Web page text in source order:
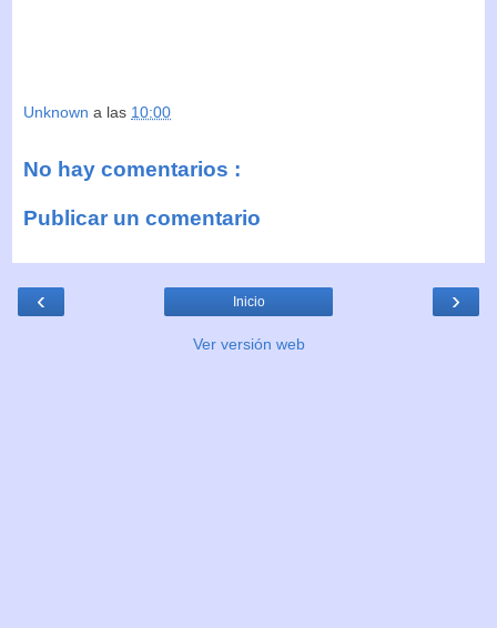
Unknown a las 10:00
No hay comentarios :
Publicar un comentario
‹ ›
Inicio
Ver versión web